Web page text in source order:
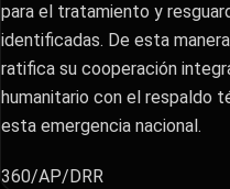
para el tratamiento y
identificadas. De esta
ratifica su cooperación
humanitario con el respaldo
esta emergencia nacional.
360/AP/DRR